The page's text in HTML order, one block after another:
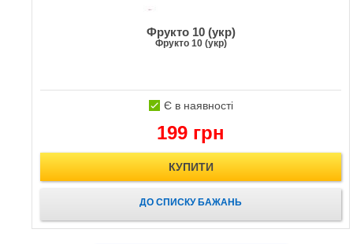
Фрукто 10 (укр)
Фрукто 10 (укр)
Є в наявності
199 грн
КУПИТИ
ДО СПИСКУ БАЖАНЬ